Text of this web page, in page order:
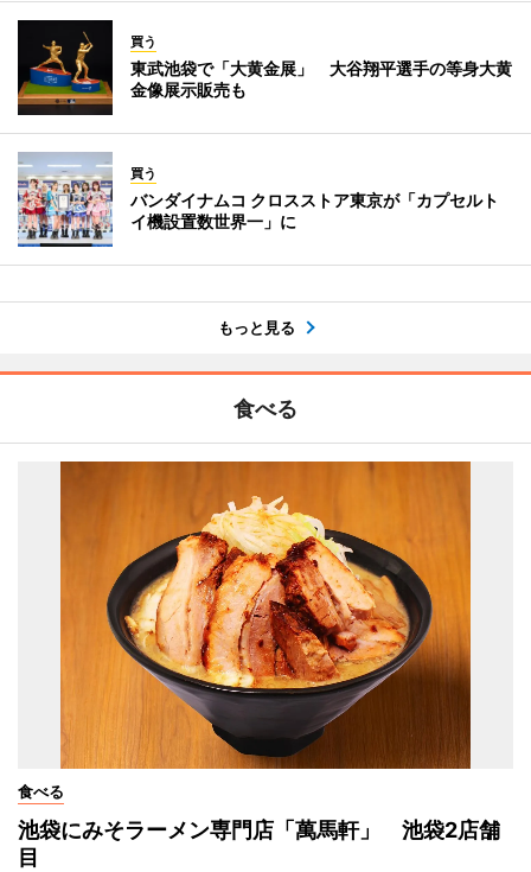
買う
東武池袋で「大黄金展」 大谷翔平選手の等身大黄
金像展示販売も
買う
バンダイナムコ クロスストア東京が「カプセルト
イ機設置数世界一」に
もっと見る
食べる
食べる
池袋にみそラーメン専門店「萬馬軒」 池袋2店舗
目